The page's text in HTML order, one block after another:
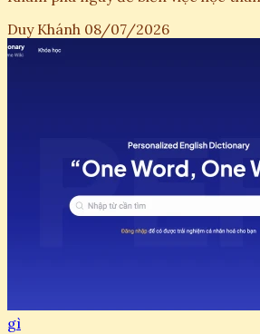
Duy Khánh 08/07/2026
gì